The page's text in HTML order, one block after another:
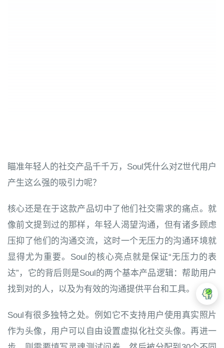
瞄准年轻人的社交产品千千万，Soul凭什么对Z世代用户
产生这么强的吸引力呢？
核心还是在于这款产品切中了他们社交需求的痛点。就
像前文提到过的那样，年轻人渴望沟通，但有诸多顾虑
压抑了他们的沟通交流，这时一个无压力的沟通环境就
显得尤为重要。Soul的核心亮点就是保证“无压力的表
达”，它的背后则是Soul的两个基本产品逻辑：帮助用户
找到对的人，以及为有效的沟通提供平台和工具。
Soul有很多独特之处。例如它不支持用户使用真实照片
作为头像，用户可以自由设置虚拟化社交头像。再进一